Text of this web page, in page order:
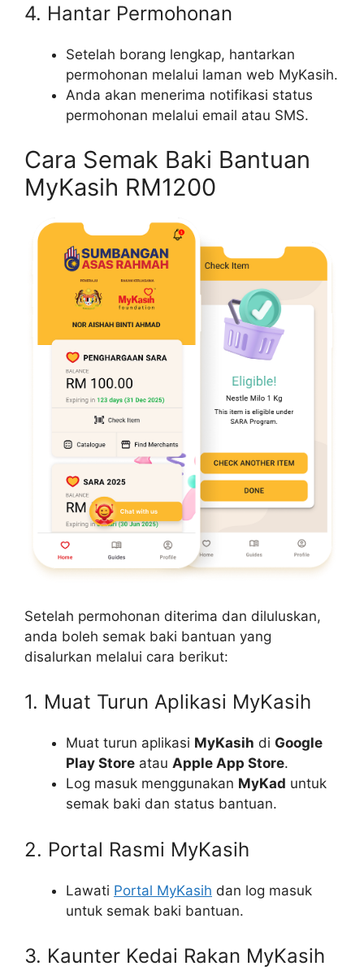
4. Hantar Permohonan
Setelah borang lengkap, hantarkan
permohonan melalui laman web MyKasih.
Anda akan menerima notifikasi status
permohonan melalui email atau SMS.
Cara Semak Baki Bantuan
MyKasih RM1200
Setelah permohonan diterima dan diluluskan,
anda boleh semak baki bantuan yang
disalurkan melalui cara berikut:
1. Muat Turun Aplikasi MyKasih
Muat turun aplikasi MyKasih di Google
Play Store atau Apple App Store.
Log masuk menggunakan MyKad untuk
semak baki dan status bantuan.
2. Portal Rasmi MyKasih
Lawati Portal MyKasih dan log masuk
untuk semak baki bantuan.
3. Kaunter Kedai Rakan MyKasih